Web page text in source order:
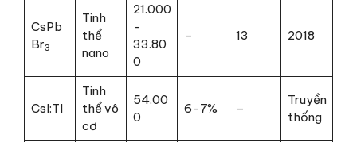
CsPb
Br3
Tinh
thể
nano
21.000
-
33.80
0
– 13 2018
CsI:Tl
Tinh
thể vô
cơ
54.00
0
6-7% –
Truyền
thống